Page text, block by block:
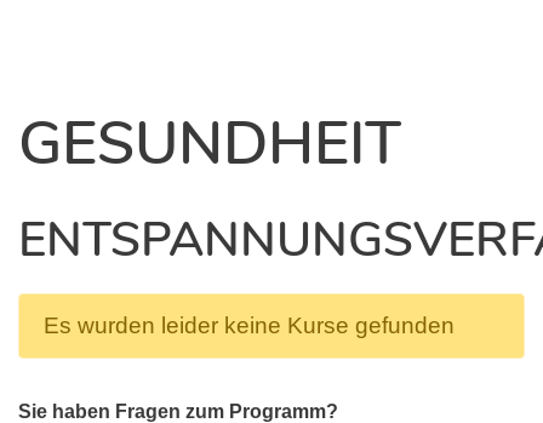
GESUNDHEIT
Es wurden leider keine Kurse gefunden
Sie haben Fragen zum Programm?